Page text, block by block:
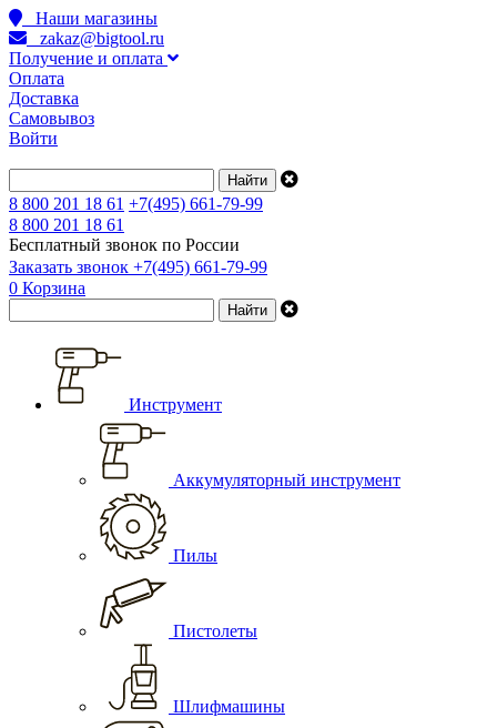
Наши магазины
zakaz@bigtool.ru
Получение и оплата
Оплата
Доставка
Самовывоз
Войти
8 800 201 18 61 +7(495) 661-79-99
8 800 201 18 61
Бесплатный звонок по России
Заказать звонок +7(495) 661-79-99
0 Корзина
Инструмент
Аккумуляторный инструмент
Пилы
Пистолеты
Шлифмашины